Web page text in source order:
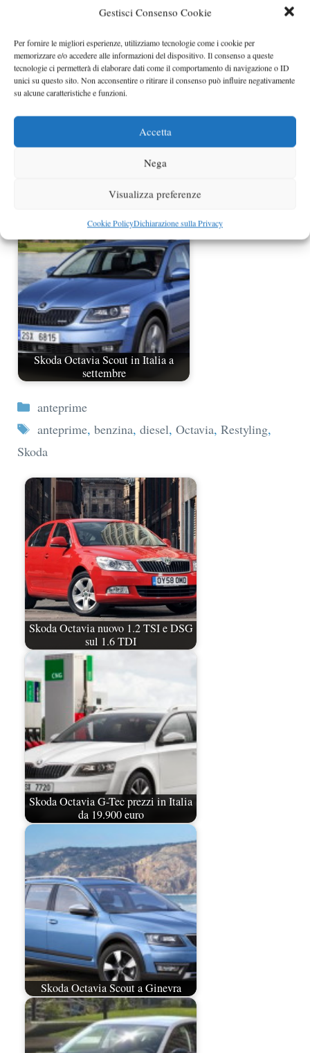
Gestisci Consenso Cookie
Per fornire le migliori esperienze, utilizziamo tecnologie come i cookie per
memorizzare e/o accedere alle informazioni del dispositivo. Il consenso a queste
tecnologie ci permetterà di elaborare dati come il comportamento di navigazione o ID
unici su questo sito. Non acconsentire o ritirare il consenso può influire negativamente
su alcune caratteristiche e funzioni.
Accetta
Nega
Visualizza preferenze
Cookie PolicyDichiarazione sulla Privacy
Trapelate le prime immagini della
nuova Skoda Octavia RS
Skoda Octavia Scout in Italia a
settembre
Categorie
anteprime
Tag
anteprime, benzina, diesel, Octavia, Restyling,
Skoda
Skoda Octavia nuovo 1.2 TSI e DSG
sul 1.6 TDI
Skoda Octavia G-Tec prezzi in Italia
da 19.900 euro
Skoda Octavia Scout a Ginevra